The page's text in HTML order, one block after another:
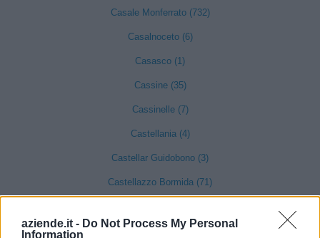
aziende.it - Do Not Process My Personal
Information
Casale Monferrato (732)
Casalnoceto (6)
Casasco (1)
Cassine (35)
Cassinelle (7)
Castellania (4)
Castellar Guidobono (3)
Castellazzo Bormida (71)
Castelletto d'Orba (24)